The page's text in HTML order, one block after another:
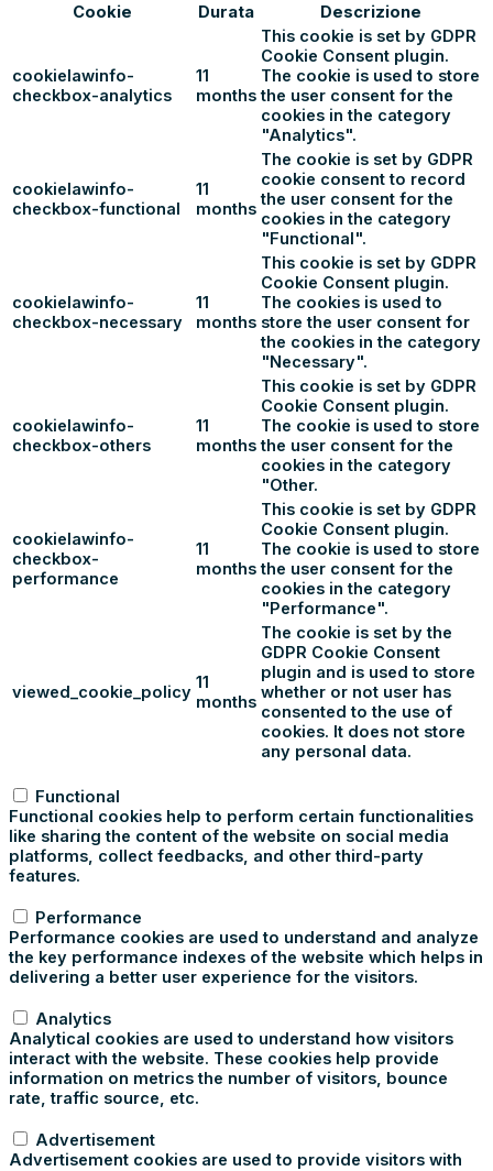
Cookie
Durata Descrizione
cookielawinfo-
checkbox-analytics
11
months
This cookie is set by GDPR
Cookie Consent plugin.
The cookie is used to store
the user consent for the
cookies in the category
"Analytics".
cookielawinfo-
checkbox-functional
11
months
The cookie is set by GDPR
cookie consent to record
the user consent for the
cookies in the category
"Functional".
cookielawinfo-
checkbox-necessary
11
months
This cookie is set by GDPR
Cookie Consent plugin.
The cookies is used to
store the user consent for
the cookies in the category
"Necessary".
cookielawinfo-
checkbox-others
11
months
This cookie is set by GDPR
Cookie Consent plugin.
The cookie is used to store
the user consent for the
cookies in the category
"Other.
cookielawinfo-
checkbox-
performance
11
months
This cookie is set by GDPR
Cookie Consent plugin.
The cookie is used to store
the user consent for the
cookies in the category
"Performance".
viewed_cookie_policy 11
months
The cookie is set by the
GDPR Cookie Consent
plugin and is used to store
whether or not user has
consented to the use of
cookies. It does not store
any personal data.
Functional
Functional cookies help to perform certain functionalities
like sharing the content of the website on social media
platforms, collect feedbacks, and other third-party
features.
Performance
Performance cookies are used to understand and analyze
the key performance indexes of the website which helps in
delivering a better user experience for the visitors.
Analytics
Analytical cookies are used to understand how visitors
interact with the website. These cookies help provide
information on metrics the number of visitors, bounce
rate, traffic source, etc.
Advertisement
Advertisement cookies are used to provide visitors with